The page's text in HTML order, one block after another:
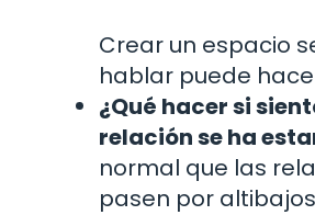
Crear un espacio
hablar puede
¿Qué hacer si
relación se ha
normal que las
pasen por